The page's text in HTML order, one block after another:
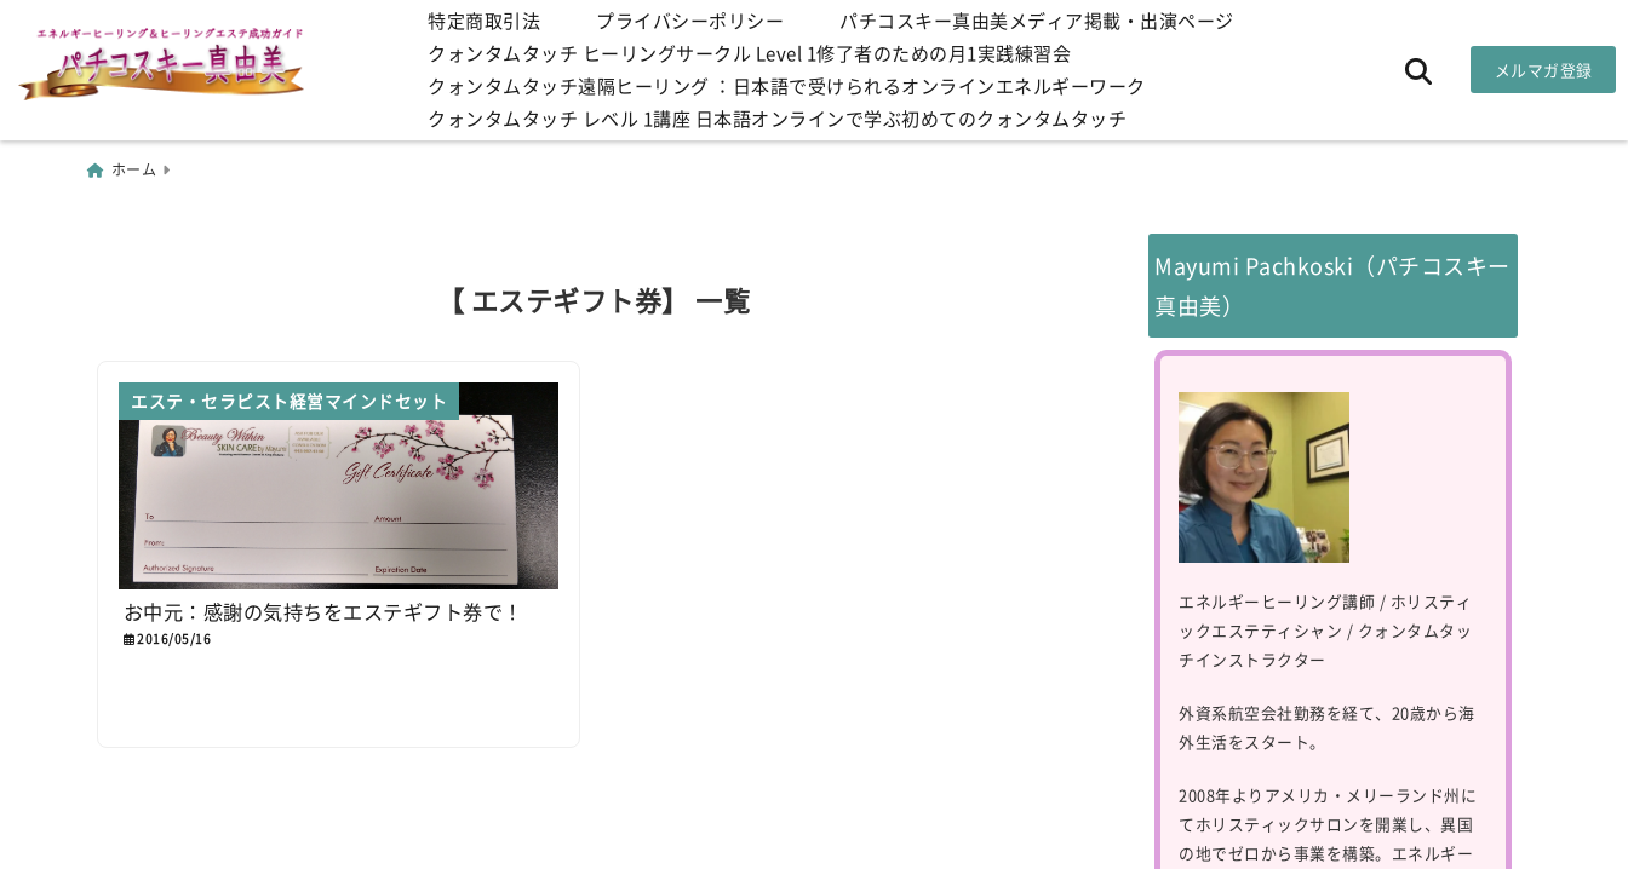
特定商取引法 プライバシーポリシー
パチコスキー真由美メディア掲載・出演ページ
クォンタムタッチ ヒーリングサークル Level 1修了者のための月1実践練習会
クォンタムタッチ遠隔ヒーリング ：日本語で受けられるオンラインエネルギーワーク
クォンタムタッチ レベル 1講座 日本語オンラインで学ぶ初めてのクォンタムタッチ
メルマガ登録
ホーム
【 エステギフト券】 一覧
エステ・セラピスト経営マインドセット
お中元：感謝の気持ちをエステギフト券で！
2016/05/16
Mayumi Pachkoski（パチコスキー
真由美）
エネルギーヒーリング講師 / ホリスティ
ックエステティシャン / クォンタムタッ
チインストラクター
外資系航空会社勤務を経て、20歳から海
外生活をスタート。
2008年よりアメリカ・メリーランド州に
てホリスティックサロンを開業し、異国
の地でゼロから事業を構築。エネルギー